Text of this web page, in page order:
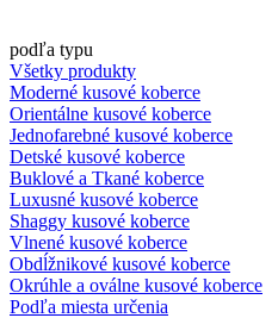
podľa typu
Všetky produkty
Moderné kusové koberce
Orientálne kusové koberce
Jednofarebné kusové koberce
Detské kusové koberce
Buklové a Tkané koberce
Luxusné kusové koberce
Shaggy kusové koberce
Vlnené kusové koberce
Obdĺžnikové kusové koberce
Okrúhle a oválne kusové koberce
Podľa miesta určenia